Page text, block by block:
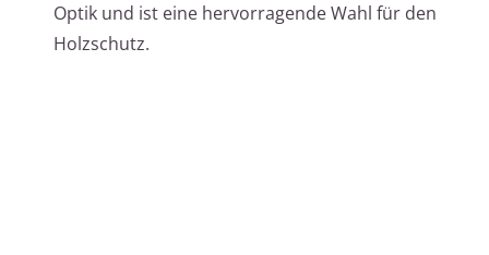
Optik und ist eine hervorragende Wahl für den
Holzschutz.